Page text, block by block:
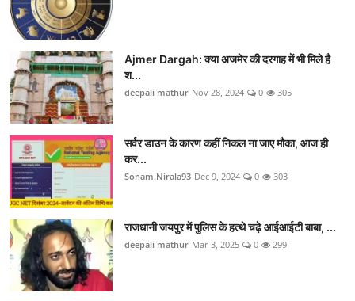
Ajmer Dargah: क्या अजमेर की दरगाह में भी मिले है
श...
deepali mathur Nov 28, 2024 0 305
सर्वर डाउन के कारण कहीं निकल ना जाए मौका, आज ही
कर...
Sonam.Nirala93 Dec 9, 2024 0 303
राजधानी जयपुर में पुलिस के हत्थे चढ़े आईआईटी बाबा, ...
deepali mathur Mar 3, 2025 0 299